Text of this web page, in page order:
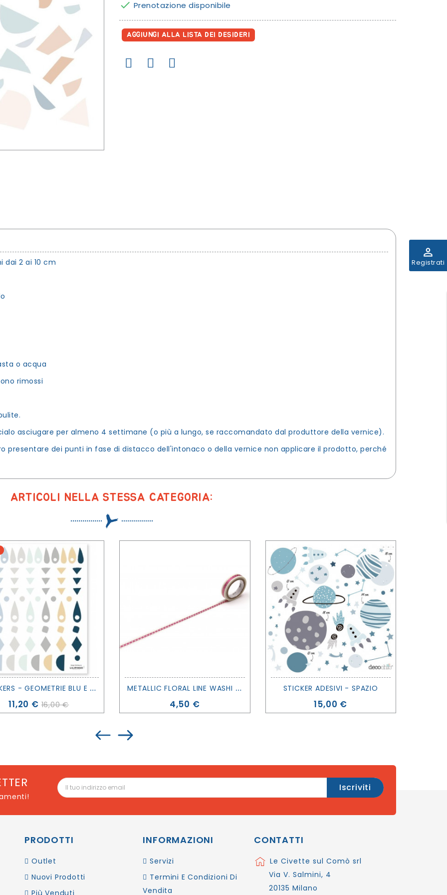
perm_identity
Registrati
 Prenotazione disponibile
AGGIUNGI ALLA LISTA DEI DESIDERI
dai 2 ai 10 cm
o acqua
rimossi
asciugare per almeno 4 settimane (o più a lungo, se raccomandato dal produttore della vernice).
presentare dei punti in fase di distacco dell'intonaco o della vernice non applicare il prodotto, perché
ARTICOLI NELLA STESSA CATEGORIA:
S
TICKERS - GEOMETRIE BLU E GRIGIE - LILIPINSO
Prezzo
11,20 € 16,00 €
M
ETALLIC FLORAL LINE WASHI MASKING TAPE ROSA - MT MASKING TAPE
Prezzo
4,50 €
STICKER ADESIVI - SPAZIO
Prezzo
15,00 €
PRODOTTI
Outlet
Nuovi Prodotti
INFORMAZIONI
Servizi
Termini E Condizioni Di
Vendita
CONTATTI
Le Civette sul Comò srl
Via V. Salmini, 4
20135 Milano